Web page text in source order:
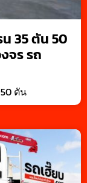
35 ตัน 50
จร รถ
ตัน